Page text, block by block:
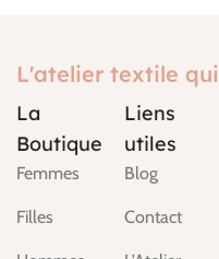
L'atelier textile
La
Boutique
Femmes
Filles
Liens
utiles
Blog
Contact